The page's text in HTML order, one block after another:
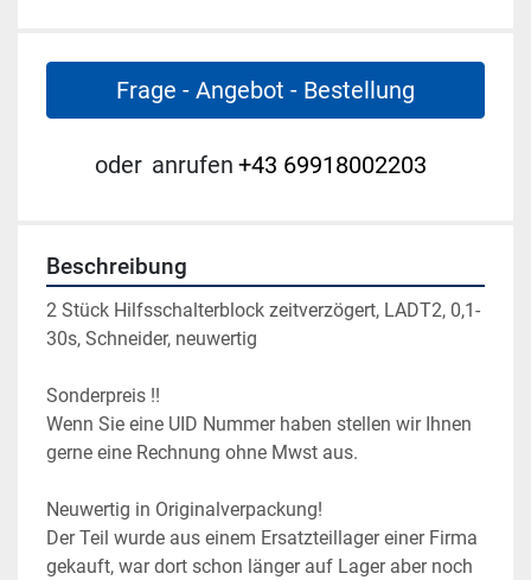
Frage - Angebot - Bestellung
oder anrufen +43 69918002203
Beschreibung
2 Stück Hilfsschalterblock zeitverzögert, LADT2, 0,1-
30s, Schneider, neuwertig
Sonderpreis !!
Wenn Sie eine UID Nummer haben stellen wir Ihnen
gerne eine Rechnung ohne Mwst aus.
Neuwertig in Originalverpackung!
Der Teil wurde aus einem Ersatzteillager einer Firma
gekauft, war dort schon länger auf Lager aber noch